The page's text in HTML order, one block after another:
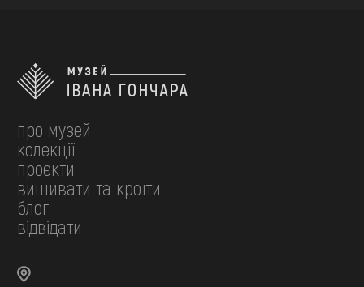
про музей
колекції
проєкти
вишивати та кроїти
блог
відвідати